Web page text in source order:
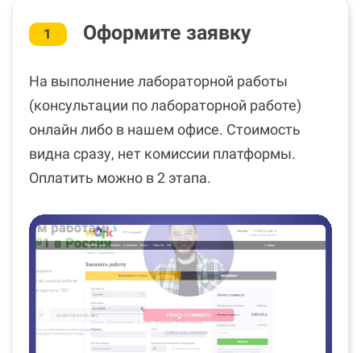
1 Оформите заявку
На выполнение лабораторной работы
(консультации по лабораторной работе)
онлайн либо в нашем офисе. Стоимость
видна сразу, нет комиссии платформы.
Оплатить можно в 2 этапа.